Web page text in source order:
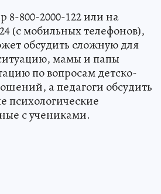
8-800-2000-122 или на
(с мобильных телефонов),
обсудить сложную для
мамы и папы
по вопросам детско-
а педагоги обсудить
психологические
с учениками.